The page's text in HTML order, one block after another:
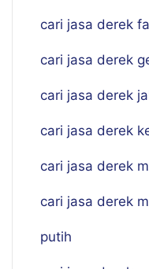
cari jasa derek
cari jasa derek
cari jasa derek
cari jasa derek
cari jasa derek
cari jasa derek
putih